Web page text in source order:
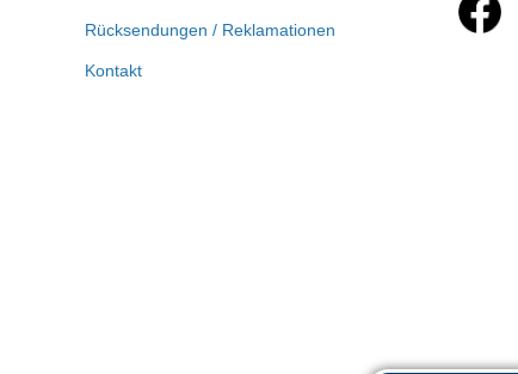
Rücksendungen / Reklamationen
Kontakt